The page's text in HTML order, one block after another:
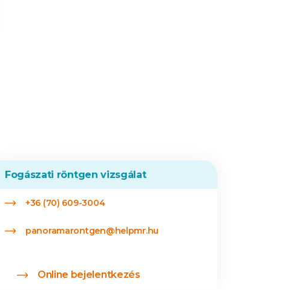
Fogászati röntgen vizsgálat
+36 (70) 609-3004
panoramarontgen@helpmr.hu
Online bejelentkezés